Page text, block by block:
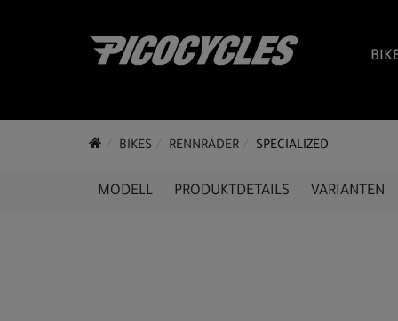
BIKES RENNRÄDER SPECIALIZED
MODELL PRODUKTDETAILS VARIANTEN